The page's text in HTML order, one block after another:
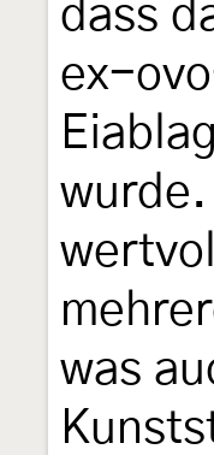
dass
ex-
was